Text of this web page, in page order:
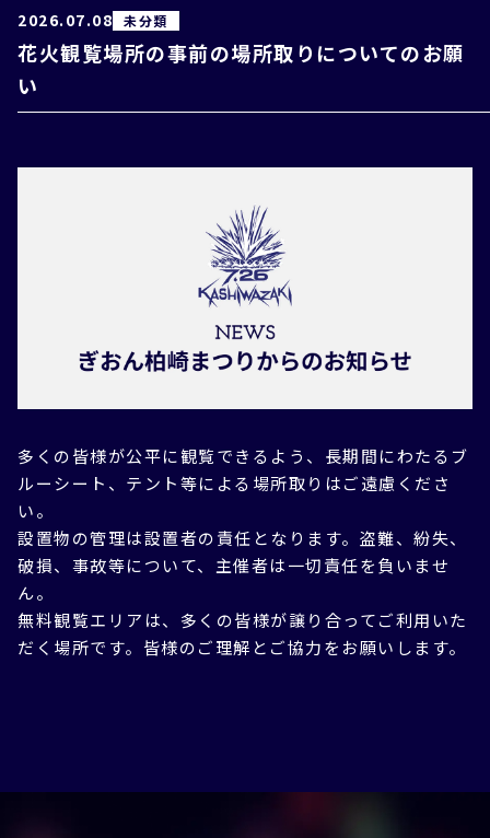
2026.07.08 未分類
花火観覧場所の事前の場所取りについてのお願
い
多くの皆様が公平に観覧できるよう、長期間にわたるブ
ルーシート、テント等による場所取りはご遠慮くださ
い。
設置物の管理は設置者の責任となります。盗難、紛失、
破損、事故等について、主催者は一切責任を負いませ
ん。
無料観覧エリアは、多くの皆様が譲り合ってご利用いた
だく場所です。皆様のご理解とご協力をお願いします。